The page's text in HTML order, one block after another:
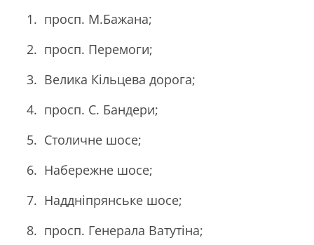
просп. М.Бажана;
просп. Перемоги;
Велика Кільцева дорога;
просп. С. Бандери;
Столичне шосе;
Набережне шосе;
Наддніпрянське шосе;
просп. Генерала Ватутіна;